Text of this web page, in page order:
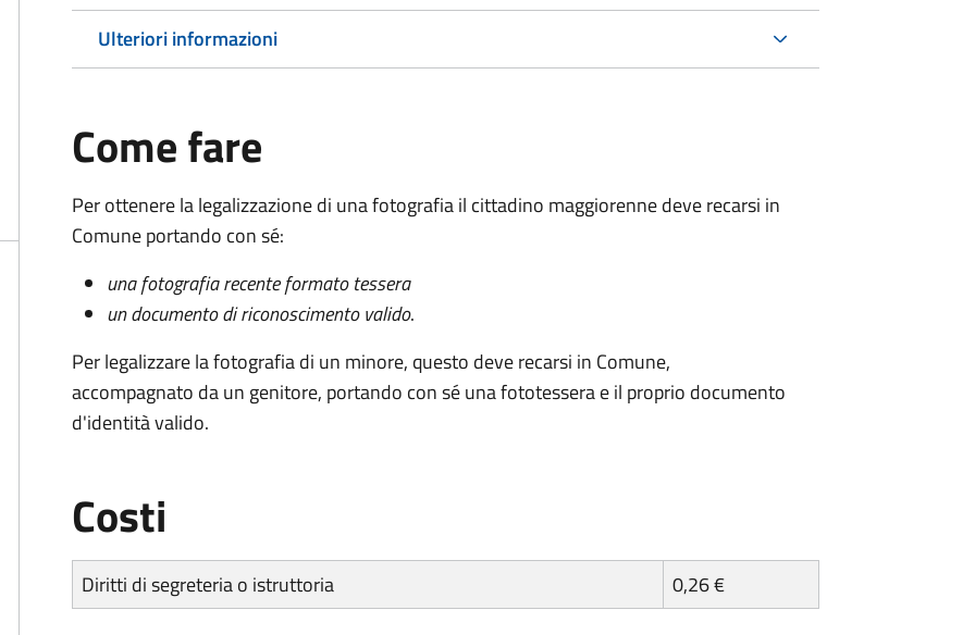
Ulteriori informazioni
Come fare
Per ottenere la legalizzazione di una fotografia il cittadino maggiorenne deve recarsi in
Comune portando con sé:
una fotografia recente formato tessera
un documento di riconoscimento valido.
Per legalizzare la fotografia di un minore, questo deve recarsi in Comune,
accompagnato da un genitore, portando con sé una fototessera e il proprio documento
d'identità valido.
Costi
Diritti di segreteria o istruttoria 0,26 €